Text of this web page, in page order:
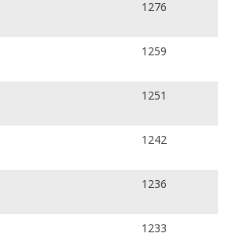
1276
1259
1251
1242
1236
1233